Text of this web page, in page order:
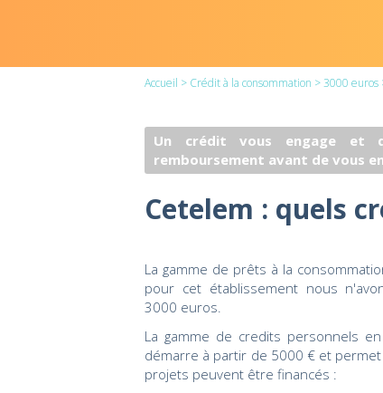
Accueil > Crédit à la consommation >3000 euros
Un crédit vous engage et
remboursement avant de vous
Cetelem : quels
La gamme de prêts à la
pour cet établissement nous
3000 euros.
La gamme de credits personnels
démarre à partir de 5000 € et
projets peuvent être financés :